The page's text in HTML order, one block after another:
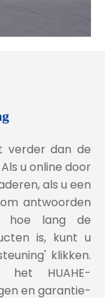
verder dan de
u online door
als u een
antwoorden
hoe lang de
is, kunt u
klikken.
HUAHE-
en garantie-